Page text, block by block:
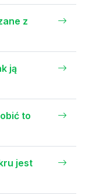
z
ją
to
jest